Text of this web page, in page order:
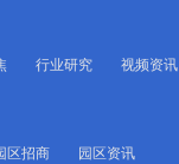
行业研究 视频资讯
区招商 园区资讯